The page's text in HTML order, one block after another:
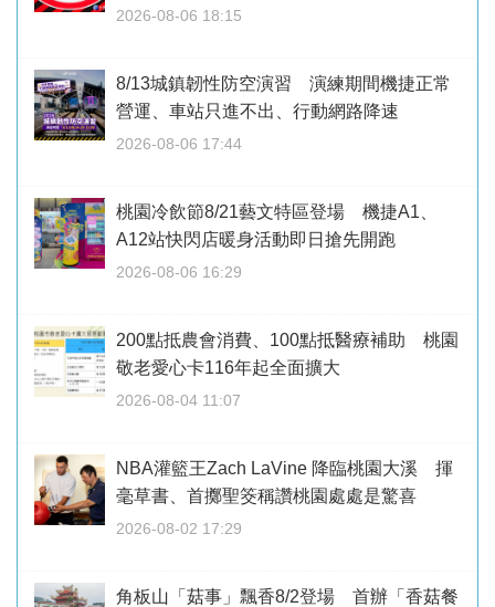
2026-08-06 18:15
8/13城鎮韌性防空演習 演練期間機捷正常
營運、車站只進不出、行動網路降速
2026-08-06 17:44
桃園冷飲節8/21藝文特區登場 機捷A1、
A12站快閃店暖身活動即日搶先開跑
2026-08-06 16:29
200點抵農會消費、100點抵醫療補助 桃園
敬老愛心卡116年起全面擴大
2026-08-04 11:07
NBA灌籃王Zach LaVine 降臨桃園大溪 揮
毫草書、首擲聖筊稱讚桃園處處是驚喜
2026-08-02 17:29
角板山「菇事」飄香8/2登場 首辦「香菇餐